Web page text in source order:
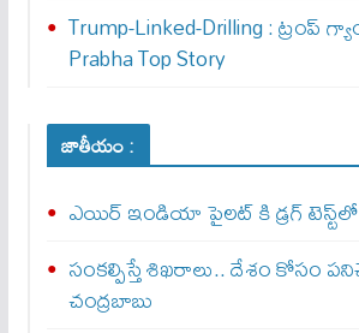
Trump-Linked-Drilling : ట్రంప్
Prabha Top Story
జాతీయం :
ఎయిర్‌ ఇండియా పైలట్‌ కి డ్రగ్‌
సంకల్పిస్తే శిఖరాలు.. దేశం కోసం
చంద్రబాబు